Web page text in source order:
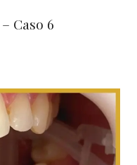
Caso 6